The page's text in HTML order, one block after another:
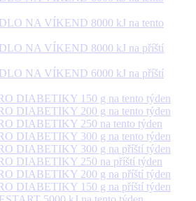
NA VÍKEND 8000 kJ na tento
NA VÍKEND 8000 kJ na příští
NA VÍKEND 6000 kJ na příští
DIABETIKY 150 g na tento týden
DIABETIKY 200 g na tento týden
DIABETIKY 250 na tento týden
DIABETIKY 300 g na tento týden
DIABETIKY 300 g na příští týden
DIABETIKY 250 na příští týden
DIABETIKY 200 g na příští týden
DIABETIKY 150 g na příští týden